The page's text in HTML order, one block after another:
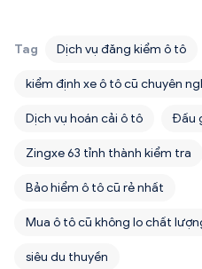
Tag Dịch vụ đăng kiểm ô tô
kiểm định xe ô tô cũ chuyên
Dịch vụ hoán cải ô tô Đấu
Zingxe 63 tỉnh thành kiểm tra
Bảo hiểm ô tô cũ rẻ nhất
Mua ô tô cũ không lo chất
siêu du thuyền